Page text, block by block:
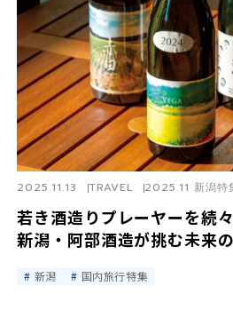
若き酒造りプレーヤーを
新潟・阿部酒造が挑む未来
2025.11.13 TRAVEL 2025.11 新潟特
新潟 国内旅行特集